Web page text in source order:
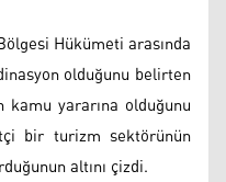
Hükümeti arasında
olduğunu belirten
yararına olduğunu
bir turizm sektörünün
altını çizdi.